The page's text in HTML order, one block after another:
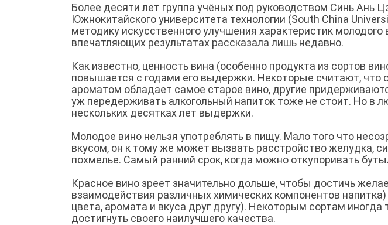
Более десяти лет группа учёных под руководством Синь Ань
Южнокитайского университета технологии (South China
методику искусственного улучшения характеристик
впечатляющих результатах рассказала лишь недавно.
Как известно, ценность вина (особенно продукта из сортов
повышается с годами его выдержки. Некоторые считают,
ароматом обладает самое старое вино, другие
уж передерживать алкогольный напиток тоже не стоит. Но в
нескольких десятках лет выдержки.
Молодое вино нельзя употреблять в пищу. Мало того что
вкусом, он к тому же может вызвать расстройство желудка,
похмелье. Самый ранний срок, когда можно откупоривать
Красное вино зреет значительно дольше, чтобы достичь
взаимодействия различных химических компонентов
цвета, аромата и вкуса друг другу). Некоторым сортам иногда
достигнуть своего наилучшего качества.